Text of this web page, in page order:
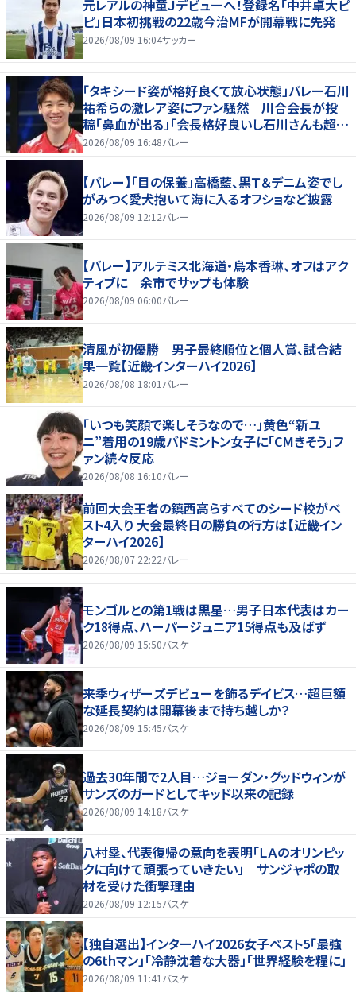
元レアルの神童Ｊデビューへ！登録名「中井卓大ピ
ピ」日本初挑戦の22歳今治MFが開幕戦に先発
2026/08/09 16:04サッカー
「タキシード姿が格好良くて放心状態」バレー石川
祐希らの激レア姿にファン騒然 川合会長が投
稿「鼻血が出る」「会長格好良いし石川さんも超格
好いい」
2026/08/09 16:48バレー
【バレー】「目の保養」高橋藍、黒Ｔ＆デニム姿でし
がみつく愛犬抱いて海に入るオフショなど披露
2026/08/09 12:12バレー
【バレー】アルテミス北海道・鳥本香琳、オフはアク
ティブに 余市でサップも体験
2026/08/09 06:00バレー
清風が初優勝 男子最終順位と個人賞、試合結
果一覧【近畿インターハイ2026】
2026/08/08 18:01 バレー
「いつも笑顔で楽しそうなので…」黄色“新ユ
ニ”着用の19歳バドミントン女子に「CMきそう」フ
ァン続々反応
2026/08/08 16:10バレー
前回大会王者の鎮西高らすべてのシード校がベ
スト4入り 大会最終日の勝負の行方は【近畿イン
ターハイ2026】
2026/08/07 22:22バレー
モンゴルとの第1戦は黒星…男子日本代表はカー
ク18得点、ハーパージュニア15得点も及ばず
2026/08/09 15:50バスケ
来季ウィザーズデビューを飾るデイビス…超巨額
な延長契約は開幕後まで持ち越しか？
2026/08/09 15:45バスケ
過去30年間で2人目…ジョーダン・グッドウィンが
サンズのガードとしてキッド以来の記録
2026/08/09 14:18バスケ
八村塁、代表復帰の意向を表明「ＬＡのオリンピッ
クに向けて頑張っていきたい」 サンジャポの取
材を受けた衝撃理由
2026/08/09 12:15バスケ
【独自選出】インターハイ2026女子ベスト5「最強
の6thマン」「冷静沈着な大器」「世界経験を糧に」
2026/08/09 11:41 バスケ